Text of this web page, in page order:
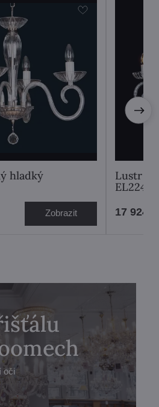
hladký
Zobrazit
Lustr
17 924
oči